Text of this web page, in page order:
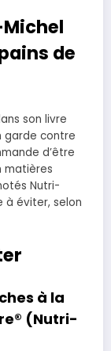
de
son livre
garde contre
d’être
matières
Nutri-
à éviter, selon
à la
(Nutri-